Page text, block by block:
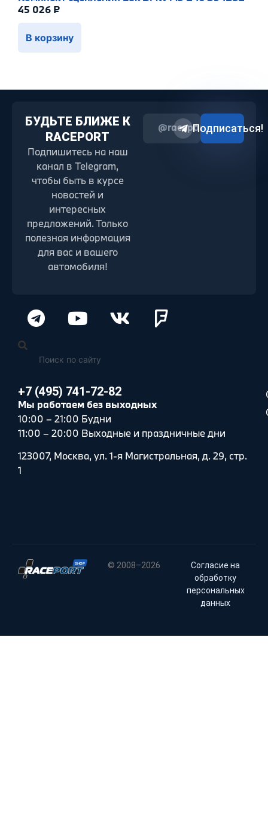
45 026 ₽
В корзину
БУДЬТЕ БЛИЖЕ К
RACEPORT
Подпишитесь на наш
канал в Telegram,
чтобы быть в курсе
новостей и
интересных
предложений. Только
полезная информация
для вас и вашего
автомобиля!
@raceport2022
Подписаться!
+7 (495) 741-72-82
Мы работаем без выходных
10:00 – 21:00 Будни
11:00 – 20:00 Выходные и праздничные дни
123007, Москва, ул. 1-я Магистральная, д. 29, стр.
1
© 2008–2026
Согласие на
обработку
персональных
данных